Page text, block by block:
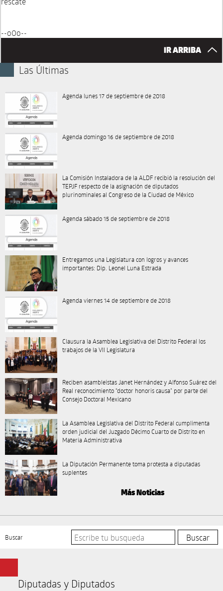
--o0o--
IR ARRIBA
Las Últimas
Agenda lunes 17 de septiembre de 2018
Agenda domingo 16 de septiembre de 2018
La Comisión Instaladora de la ALDF recibió la resolución del
TEPJF respecto de la asignación de diputados
plurinominales al Congreso de la Ciudad de México
Agenda sábado 15 de septiembre de 2018
Entregamos una Legislatura con logros y avances
importantes: Dip. Leonel Luna Estrada
Agenda viernes 14 de septiembre de 2018
Clausura la Asamblea Legislativa del Distrito Federal los
trabajos de la VII Legislatura
Reciben asambleístas Janet Hernández y Alfonso Suárez del
Real reconocimiento “doctor honoris causa” por parte del
Consejo Doctoral Mexicano
La Asamblea Legislativa del Distrito Federal cumplimenta
orden judicial del Juzgado Décimo Cuarto de Distrito en
Materia Administrativa
La Diputación Permanente toma protesta a diputadas
suplentes
Más Noticias
Buscar
Diputadas y Diputados